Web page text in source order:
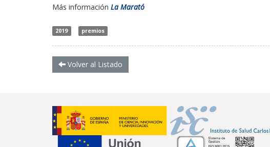
Más información La Marató
2019 premios
Volver al Listado